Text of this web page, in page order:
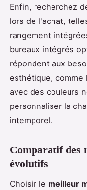
Enfin, recherchez
lors de l'achat,
rangement
bureaux intégrés
répondent aux
esthétique, comme
avec des couleurs
personnaliser la
intemporel.
Comparatif des
évolutifs
Choisir le meilleur